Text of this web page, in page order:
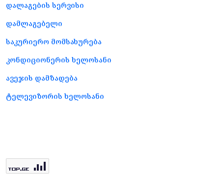
დალაგების სერვისი
დამლაგებელი
საკურიერო მომსახურება
კონდიციონერის ხელოსანი
ავეჯის დამზადება
ტელევიზორის ხელოსანი